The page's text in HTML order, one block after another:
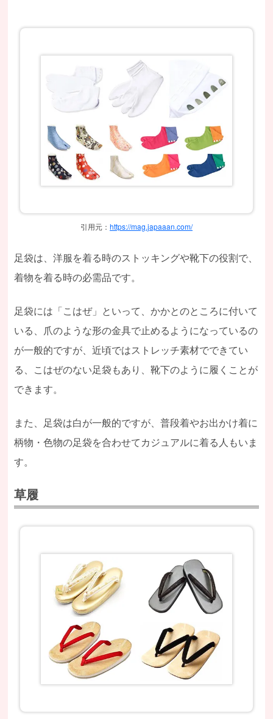
引用元： https://mag.japaaan.com/
足袋は、洋服を着る時のストッキングや靴下の役割で、
着物を着る時の必需品です。
足袋には「こはぜ」といって、かかとのところに付いて
いる、爪のような形の金具で止めるようになっているの
が一般的ですが、近頃ではストレッチ素材でできてい
る、こはぜのない足袋もあり、靴下のように履くことが
できます。
また、足袋は白が一般的ですが、普段着やお出かけ着に
柄物・色物の足袋を合わせてカジュアルに着る人もいま
す。
草履